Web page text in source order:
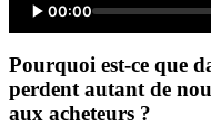
00:00
Pourquoi est-ce que
perdent autant de
aux acheteurs ?